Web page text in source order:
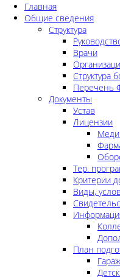
Главная
Общие сведения
Структура
Врачи
Структура
Перечень
Документы
Устав
Лицензии
Тер.
Критерии
Виды,
План
Гараж